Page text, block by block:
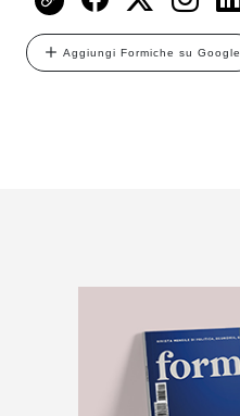
Aggiungi Formiche su Google